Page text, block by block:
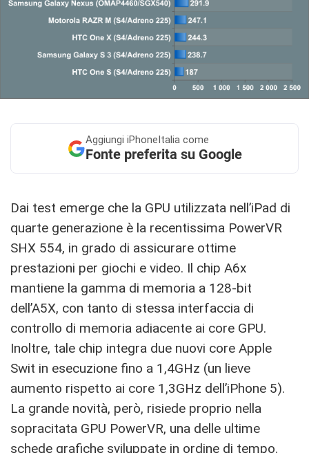
Aggiungi iPhoneItalia come
Fonte preferita su Google
Dai test emerge che la GPU utilizzata nell’iPad di
quarte generazione è la recentissima PowerVR
SHX 554, in grado di assicurare ottime
prestazioni per giochi e video. Il chip A6x
mantiene la gamma di memoria a 128-bit
dell’A5X, con tanto di stessa interfaccia di
controllo di memoria adiacente ai core GPU.
Inoltre, tale chip integra due nuovi core Apple
Swit in esecuzione fino a 1,4GHz (un lieve
aumento rispetto ai core 1,3GHz dell’iPhone 5).
La grande novità, però, risiede proprio nella
sopracitata GPU PowerVR, una delle ultime
schede grafiche sviluppate in ordine di tempo.